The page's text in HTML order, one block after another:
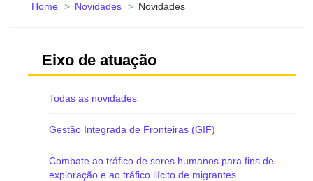
Home Novidades Novidades
Eixo de atuação
Todas as novidades
Gestão Integrada de Fronteiras (GIF)
Combate ao tráfico de seres humanos para fins de
exploração e ao tráfico ilícito de migrantes